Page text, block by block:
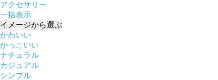
アクセサリー
一括表示
イメージから選ぶ
かわいい
かっこいい
ナチュラル
カジュアル
シンプル